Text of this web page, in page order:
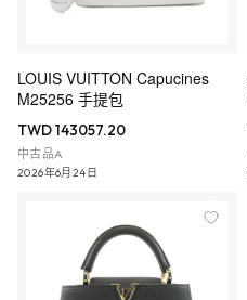
LOUIS VUITTON Capucines
M25256 手提包
TWD 143057.20
中古品A
2026年6月24日